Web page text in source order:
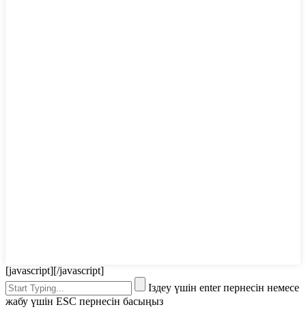
[javascript][/javascript]
Іздеу үшін enter пернесін немесе
жабу үшін ESC пернесін басыңыз